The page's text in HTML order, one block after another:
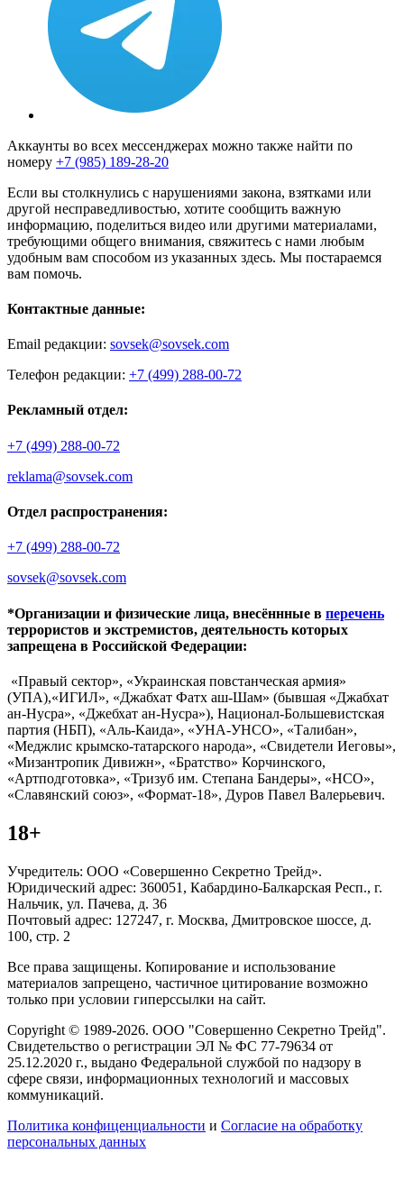
Аккаунты во всех мессенджерах можно также найти по
номеру +7 (985) 189-28-20
Если вы столкнулись с нарушениями закона, взятками или
другой несправедливостью, хотите сообщить важную
информацию, поделиться видео или другими материалами,
требующими общего внимания, свяжитесь с нами любым
удобным вам способом из указанных здесь. Мы постараемся
вам помочь.
Контактные данные:
Email редакции: sovsek@sovsek.com
Телефон редакции: +7 (499) 288-00-72
Рекламный отдел:
+7 (499) 288-00-72
reklama@sovsek.com
Отдел распространения:
+7 (499) 288-00-72
sovsek@sovsek.com
*Организации и физические лица, внесённные в перечень
террористов и экстремистов, деятельность которых
запрещена в Российской Федерации:
«Правый сектор», «Украинская повстанческая армия»
(УПА),«ИГИЛ», «Джабхат Фатх аш-Шам» (бывшая «Джабхат
ан-Нусра», «Джебхат ан-Нусра»), Национал-Большевистская
партия (НБП), «Аль-Каида», «УНА-УНСО», «Талибан»,
«Меджлис крымско-татарского народа», «Свидетели Иеговы»,
«Мизантропик Дивижн», «Братство» Корчинского,
«Артподготовка», «Тризуб им. Степана Бандеры», «НСО»,
«Славянский союз», «Формат-18», Дуров Павел Валерьевич.
18+
Учредитель: ООО «Совершенно Секретно Трейд».
Юридический адрес: 360051, Кабардино-Балкарская Респ., г.
Нальчик, ул. Пачева, д. 36
Почтовый адрес: 127247, г. Москва, Дмитровское шоссе, д.
100, стр. 2
Все права защищены. Копирование и использование
материалов запрещено, частичное цитирование возможно
только при условии гиперссылки на сайт.
Copyright © 1989-2026. ООО "Совершенно Секретно Трейд".
Свидетельство о регистрации ЭЛ № ФС 77-79634 от
25.12.2020 г., выдано Федеральной службой по надзору в
сфере связи, информационных технологий и массовых
коммуникаций.
Политика конфиценциальности и Согласие на обработку
персональных данных